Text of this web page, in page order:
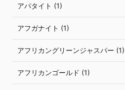
アパタイト (1)
アフガナイト (1)
アフリカングリーンジャスパー (1)
アフリカンゴールド (1)